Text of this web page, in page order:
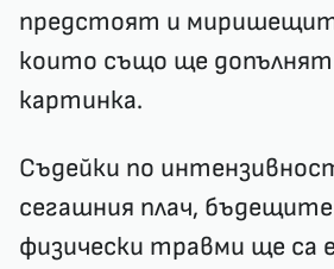
предстоят и
които също ще
картинка.
Съдейки по
сегашния плач,
физически травми ще са